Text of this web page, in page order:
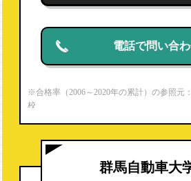
電話で問い合
※合格率（2006～2020年の累計）の参照元
校
群馬自動車大